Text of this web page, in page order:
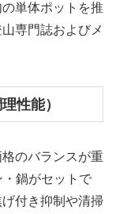
単体ポットを推
専門誌およびメ
性能）
のバランスが重
鍋がセットで
付き抑制や清掃